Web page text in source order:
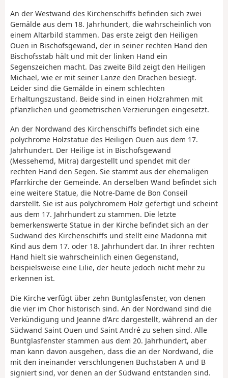
An der Westwand des Kirchenschiffs befinden sich zwei
Gemälde aus dem 18. Jahrhundert, die wahrscheinlich von
einem Altarbild stammen. Das erste zeigt den Heiligen
Ouen in Bischofsgewand, der in seiner rechten Hand den
Bischofsstab hält und mit der linken Hand ein
Segenszeichen macht. Das zweite Bild zeigt den Heiligen
Michael, wie er mit seiner Lanze den Drachen besiegt.
Leider sind die Gemälde in einem schlechten
Erhaltungszustand. Beide sind in einen Holzrahmen mit
pflanzlichen und geometrischen Verzierungen eingesetzt.
An der Nordwand des Kirchenschiffs befindet sich eine
polychrome Holzstatue des Heiligen Ouen aus dem 17.
Jahrhundert. Der Heilige ist in Bischofsgewand
(Messehemd, Mitra) dargestellt und spendet mit der
rechten Hand den Segen. Sie stammt aus der ehemaligen
Pfarrkirche der Gemeinde. An derselben Wand befindet sich
eine weitere Statue, die Notre-Dame de Bon Conseil
darstellt. Sie ist aus polychromem Holz gefertigt und scheint
aus dem 17. Jahrhundert zu stammen. Die letzte
bemerkenswerte Statue in der Kirche befindet sich an der
Südwand des Kirchenschiffs und stellt eine Madonna mit
Kind aus dem 17. oder 18. Jahrhundert dar. In ihrer rechten
Hand hielt sie wahrscheinlich einen Gegenstand,
beispielsweise eine Lilie, der heute jedoch nicht mehr zu
erkennen ist.
Die Kirche verfügt über zehn Buntglasfenster, von denen
die vier im Chor historisch sind. An der Nordwand sind die
Verkündigung und Jeanne d'Arc dargestellt, während an der
Südwand Saint Ouen und Saint André zu sehen sind. Alle
Buntglasfenster stammen aus dem 20. Jahrhundert, aber
man kann davon ausgehen, dass die an der Nordwand, die
mit den ineinander verschlungenen Buchstaben A und B
signiert sind, vor denen an der Südwand entstanden sind.